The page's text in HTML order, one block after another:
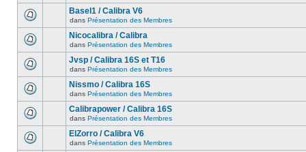
Basel1 / Calibra V6
dans Présentation des Membres
Nicocalibra / Calibra
dans Présentation des Membres
Jvsp / Calibra 16S et T16
dans Présentation des Membres
Nissmo / Calibra 16S
dans Présentation des Membres
Calibrapower / Calibra 16S
dans Présentation des Membres
ElZorro / Calibra V6
dans Présentation des Membres